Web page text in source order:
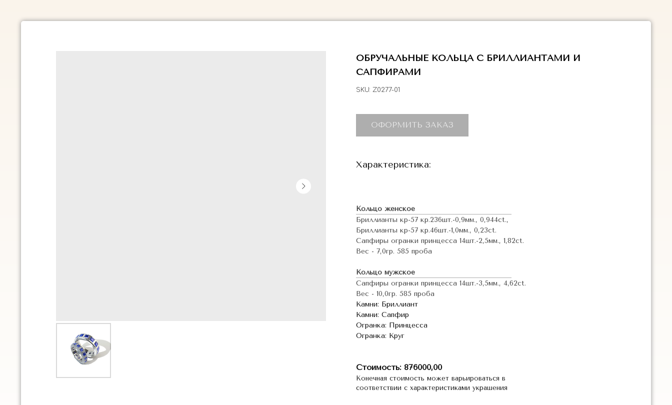
ОБРУЧАЛЬНЫЕ КОЛЬЦА С БРИЛЛИАНТАМИ И
САПФИРАМИ
SKU: Z0277-01
ОФОРМИТЬ ЗАКАЗ
Характеристика:
Кольцо женское
Бриллианты кр-57 кр.236шт.-0,9мм., 0,944ct.,
Бриллианты кр-57 кр.46шт.-1,0мм., 0,23ct.
Сапфиры огранки принцесса 14шт.-2,5мм., 1,82ct.
Вес - 7,0гр. 585 проба
Кольцо мужское
Сапфиры огранки принцесса 14шт.-3,5мм., 4,62ct.
Вес - 10,0гр. 585 проба
Камни: Бриллиант
Камни: Сапфир
Огранка: Принцесса
Огранка: Круг
Стоимость: 876000,00
Конечная стоимость может варьироваться в
соответствии с характеристиками украшения